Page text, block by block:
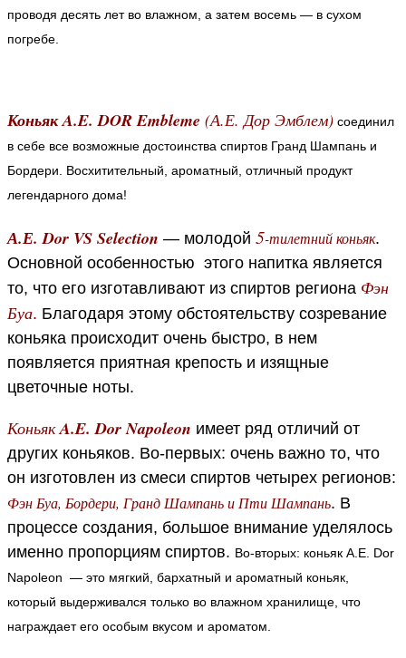
проводя десять лет во влажном, а затем восемь — в сухом
погребе.
Коньяк A.E. DOR Embleme (А.Е. Дор Эмблем) соединил
в себе все возможные достоинства спиртов Гранд Шампань и
Бордери. Восхитительный, ароматный, отличный продукт
легендарного дома!
А.Е. Dor VS Selection — молодой 5-тилетний коньяк.
Основной особенностью этого напитка является
то, что его изготавливают из спиртов региона Фэн
Буа. Благодаря этому обстоятельству созревание
коньяка происходит очень быстро, в нем
появляется приятная крепость и изящные
цветочные ноты.
КоньякA.E. Dor Napoleon имеет ряд отличий от
других коньяков. Во-первых: очень важно то, что
он изготовлен из смеси спиртов четырех регионов:
Фэн Буа, Бордери, Гранд Шампань и Пти Шампань. В
процессе создания, большое внимание уделялось
именно пропорциям спиртов. Во-вторых: коньяк A.E. Dor
Napoleon — это мягкий, бархатный и ароматный коньяк,
который выдерживался только во влажном хранилище, что
награждает его особым вкусом и ароматом.